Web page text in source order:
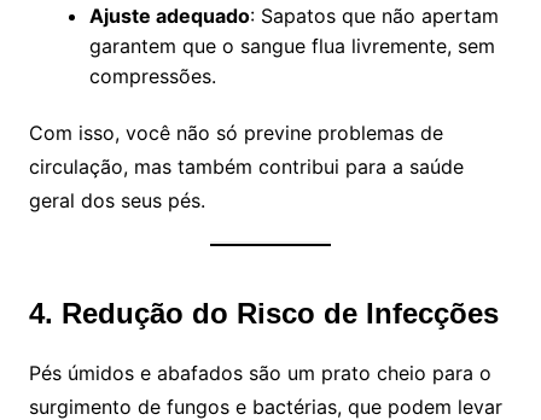
Ajuste adequado: Sapatos que não apertam
garantem que o sangue flua livremente, sem
compressões.
Com isso, você não só previne problemas de
circulação, mas também contribui para a saúde
geral dos seus pés.
4. Redução do Risco de Infecções
Pés úmidos e abafados são um prato cheio para o
surgimento de fungos e bactérias, que podem levar